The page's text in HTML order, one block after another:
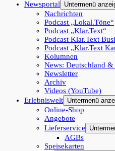
Newsportal
Untermenü
Nachrichten
Podcast „Lokal.Töne“
Podcast „Klar.Text“
Podcast Klar.Text
Podcast „Klar.Text
Kolumnen
News: Deutschland &
Newsletter
Archiv
Videos (YouTube)
Erlebniswelt Untermenü
Online-Shop
Angebote
Lieferservice
AGBs
Speisekarten